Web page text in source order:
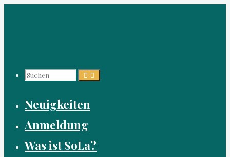
Suchen
nach:
Neuigkeiten
Anmeldung
Was ist SoLa?